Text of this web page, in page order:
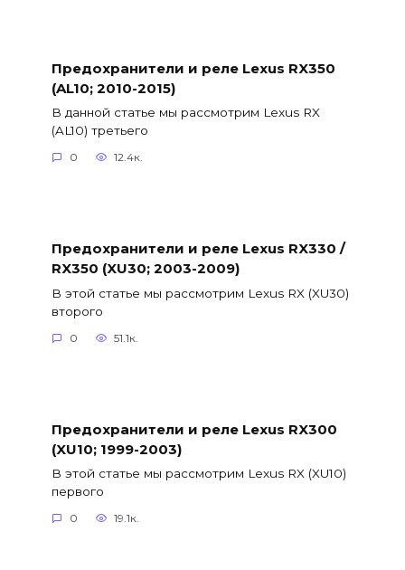
Предохранители и реле Lexus RX350
(AL10; 2010-2015)
В данной статье мы рассмотрим Lexus RX
(AL10) третьего
0 12.4к.
Предохранители и реле Lexus RX330 /
RX350 (XU30; 2003-2009)
В этой статье мы рассмотрим Lexus RX (XU30)
второго
0 51.1к.
Предохранители и реле Lexus RX300
(XU10; 1999-2003)
В этой статье мы рассмотрим Lexus RX (XU10)
первого
0 19.1к.